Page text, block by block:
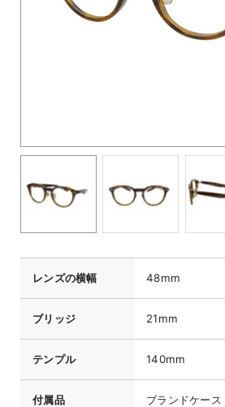
レンズの横幅 48mm
ブリッジ 21mm
テンプル 140mm
付属品 ブランドケース